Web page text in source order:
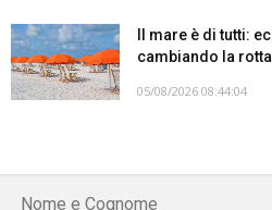
Il mare è di tutti:
cambiando la
05/08/2026 08:44:04